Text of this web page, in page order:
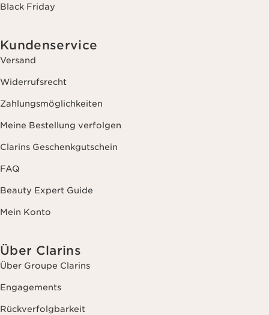
Black Friday
Kundenservice
Versand
Widerrufsrecht
Zahlungsmöglichkeiten
Meine Bestellung verfolgen
Clarins Geschenkgutschein
FAQ
Beauty Expert Guide
Mein Konto
Über Clarins
Über Groupe Clarins
Engagements
Rückverfolgbarkeit